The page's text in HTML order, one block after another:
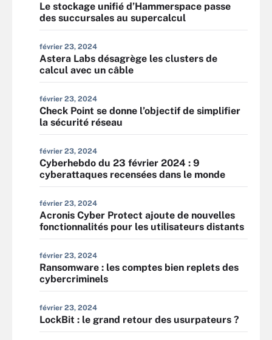
Le stockage unifié d’Hammerspace passe
des succursales au supercalcul
février 23, 2024
Astera Labs désagrège les clusters de
calcul avec un câble
février 23, 2024
Check Point se donne l’objectif de simplifier
la sécurité réseau
février 23, 2024
Cyberhebdo du 23 février 2024 : 9
cyberattaques recensées dans le monde
février 23, 2024
Acronis Cyber Protect ajoute de nouvelles
fonctionnalités pour les utilisateurs distants
février 23, 2024
Ransomware : les comptes bien replets des
cybercriminels
février 23, 2024
LockBit : le grand retour des usurpateurs ?